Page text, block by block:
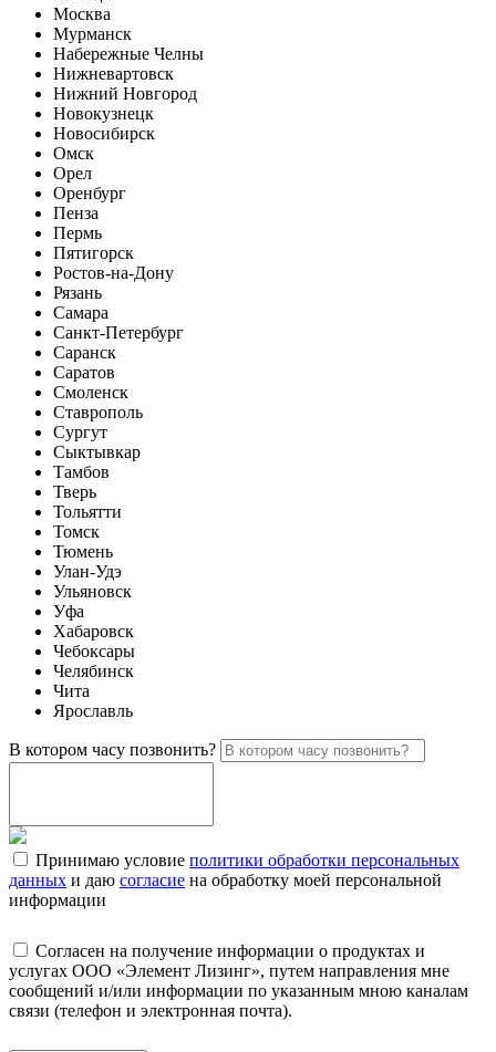
Москва
Мурманск
Набережные Челны
Нижневартовск
Нижний Новгород
Новокузнецк
Новосибирск
Омск
Орел
Оренбург
Пенза
Пермь
Пятигорск
Ростов-на-Дону
Рязань
Самара
Санкт-Петербург
Саранск
Саратов
Смоленск
Ставрополь
Сургут
Сыктывкар
Тамбов
Тверь
Тольятти
Томск
Тюмень
Улан-Удэ
Ульяновск
Уфа
Хабаровск
Чебоксары
Челябинск
Чита
Ярославль
В котором часу позвонить?
Принимаю условие политики обработки персональных
данных и даю согласие на обработку моей персональной
информации
Согласен на получение информации о продуктах и
услугах ООО «Элемент Лизинг», путем направления мне
сообщений и/или информации по указанным мною каналам
связи (телефон и электронная почта).